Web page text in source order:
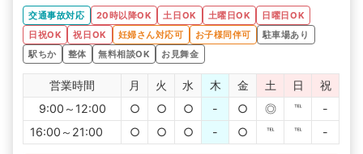
その後ひどい痛みが出てきたのですが丁寧に施術をしてく
れて、むちうちについて詳しい先生なのだという印象を受
けました。
交通事故対応 20時以降OK 土日OK 土曜日OK
日曜日OK
日祝OK
祝日OK 妊婦さん対応可 お子様同伴可
駐車場あり
駅ちか
整体 無料相談OK お見舞金
営業時間 月 火 水 木 金 土 日
祝
9:00～12:00
○ ○ ○ - ○ ◎ ℡
-
16:00～21:00
○ ○ ○ - ○ ℡ ℡ -